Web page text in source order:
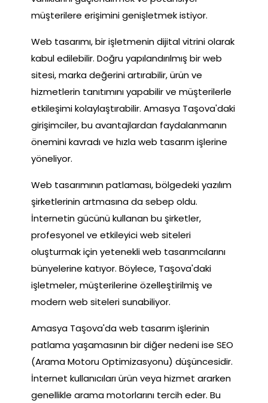
müşterilere erişimini genişletmek istiyor.
Web tasarımı, bir işletmenin dijital vitrini olarak
kabul edilebilir. Doğru yapılandırılmış bir web
sitesi, marka değerini artırabilir, ürün ve
hizmetlerin tanıtımını yapabilir ve müşterilerle
etkileşimi kolaylaştırabilir. Amasya Taşova'daki
girişimciler, bu avantajlardan faydalanmanın
önemini kavradı ve hızla web tasarım işlerine
yöneliyor.
Web tasarımının patlaması, bölgedeki yazılım
şirketlerinin artmasına da sebep oldu.
İnternetin gücünü kullanan bu şirketler,
profesyonel ve etkileyici web siteleri
oluşturmak için yetenekli web tasarımcılarını
bünyelerine katıyor. Böylece, Taşova'daki
işletmeler, müşterilerine özelleştirilmiş ve
modern web siteleri sunabiliyor.
Amasya Taşova'da web tasarım işlerinin
patlama yaşamasının bir diğer nedeni ise SEO
(Arama Motoru Optimizasyonu) düşüncesidir.
İnternet kullanıcıları ürün veya hizmet ararken
genellikle arama motorlarını tercih eder. Bu